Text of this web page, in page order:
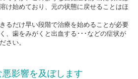
け始めており、元の状態に戻せることはほ
るだけ早い段階で治療を始めることが必要
、歯をみがくと出血する･･･などの症状が
さい。
影響を及ぼします